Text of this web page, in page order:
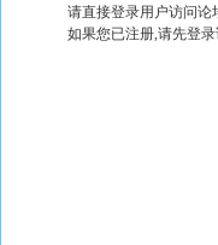
请直接登录用户访问论
如果您已注册,请先登